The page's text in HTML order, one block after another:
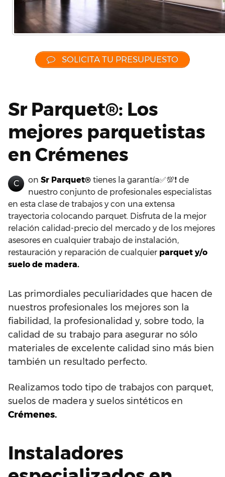
SOLICITA TU PRESUPUESTO
Sr Parquet®: Los
mejores parquetistas
en Crémenes
C on Sr Parquet® tienes la garantía✅💯❗ de
nuestro conjunto de profesionales especialistas
en esta clase de trabajos y con una extensa
trayectoria colocando parquet. Disfruta de la mejor
relación calidad-precio del mercado y de los mejores
asesores en cualquier trabajo de instalación,
restauración y reparación de cualquier parquet y/o
suelo de madera.
Las primordiales peculiaridades que hacen de
nuestros profesionales los mejores son la
fiabilidad, la profesionalidad y, sobre todo, la
calidad de su trabajo para asegurar no sólo
materiales de excelente calidad sino más bien
también un resultado perfecto.
Realizamos todo tipo de trabajos con parquet,
suelos de madera y suelos sintéticos en
Crémenes.
Instaladores